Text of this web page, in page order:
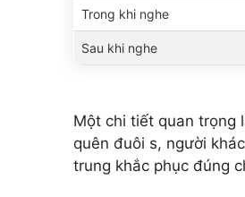
Trong khi nghe
Sau khi nghe
Một chi tiết quan trọng
quên đuôi s, người
trung khắc phục đúng